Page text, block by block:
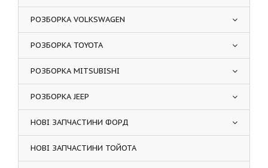
РОЗБОРКА VOLKSWAGEN
РОЗБОРКА TOYOTA
РОЗБОРКА MITSUBISHI
РОЗБОРКА JEEP
НОВІ ЗАПЧАСТИНИ ФОРД
НОВІ ЗАПЧАСТИНИ ТОЙОТА